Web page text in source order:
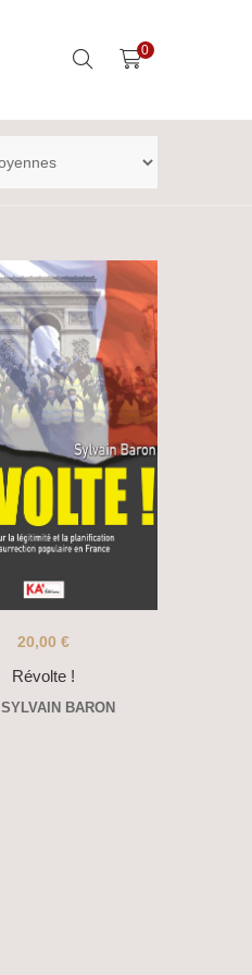
0
Révolte !
20,00 €
SYLVAIN BARON